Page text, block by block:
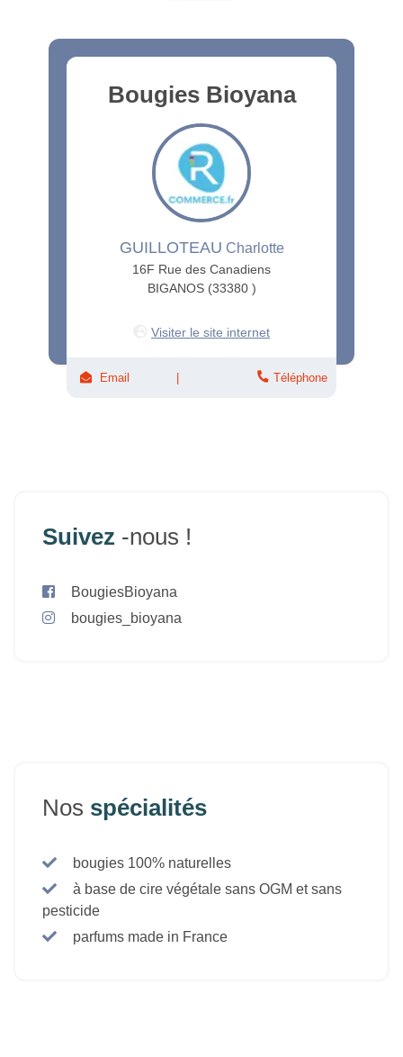
Bougies Bioyana
GUILLOTEAU Charlotte
16F Rue des Canadiens
BIGANOS (33380 )
Visiter le site internet
Email Téléphone
Suivez -nous !
BougiesBioyana
bougies_bioyana
Nos spécialités
bougies 100% naturelles
à base de cire végétale sans OGM et sans
pesticide
parfums made in France